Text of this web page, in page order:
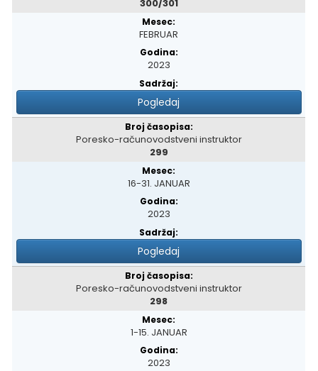
300/301
FEBRUAR
2023
Pogledaj
Poresko-računovodstveni instruktor
299
16-31. JANUAR
2023
Pogledaj
Poresko-računovodstveni instruktor
298
1-15. JANUAR
2023